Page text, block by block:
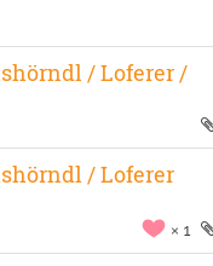
/ Loferer /
/ Loferer
1